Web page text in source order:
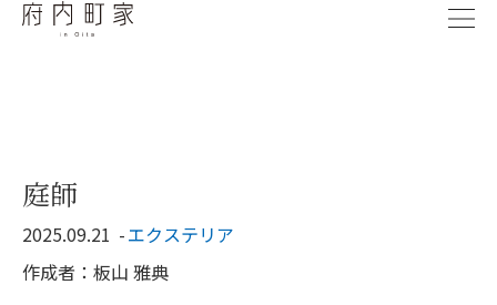
庭師
2025.09.21
エクステリア
作成者：板山 雅典